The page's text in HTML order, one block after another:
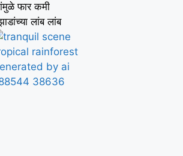
फार कमी
लांब लांब